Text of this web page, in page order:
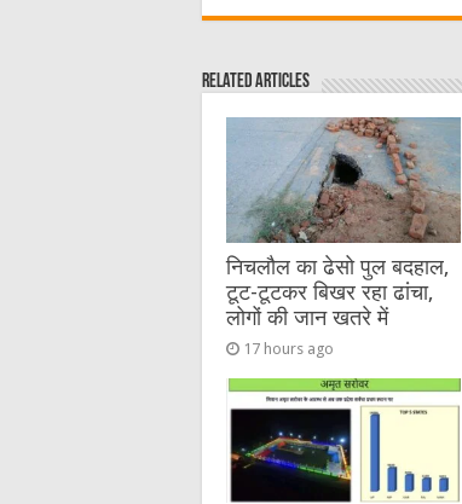
c
e
b
o
o
k
it
r
C
at
ai
Related Articles
निचलौल का ढेसो पुल बदहाल,
टूट-टूटकर बिखर रहा ढांचा,
लोगों की जान खतरे में
17 hours ago